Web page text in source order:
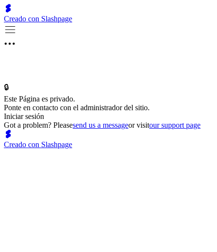
Creado con Slashpage
🔒
Este Página es privado.
Ponte en contacto con el administrador del sitio.
Iniciar sesión
Got a problem? Pleasesend us a messageor visitour support page
Creado con Slashpage